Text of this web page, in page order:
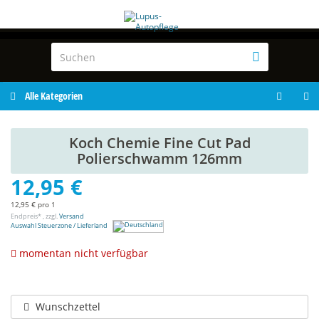
Alle Kategorien
Koch Chemie Fine Cut Pad
Polierschwamm 126mm
12,95 €
12,95 € pro 1
Endpreis* , zzgl.Versand
Auswahl Steuerzone / Lieferland
momentan nicht verfügbar
Wunschzettel